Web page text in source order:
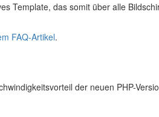
Template, das somit über alle
FAQ-Artikel.
der neuen PHP-